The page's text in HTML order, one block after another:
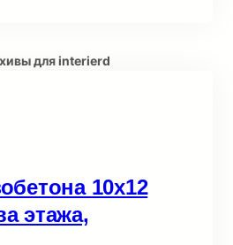
для interierd
10х12
этажа,